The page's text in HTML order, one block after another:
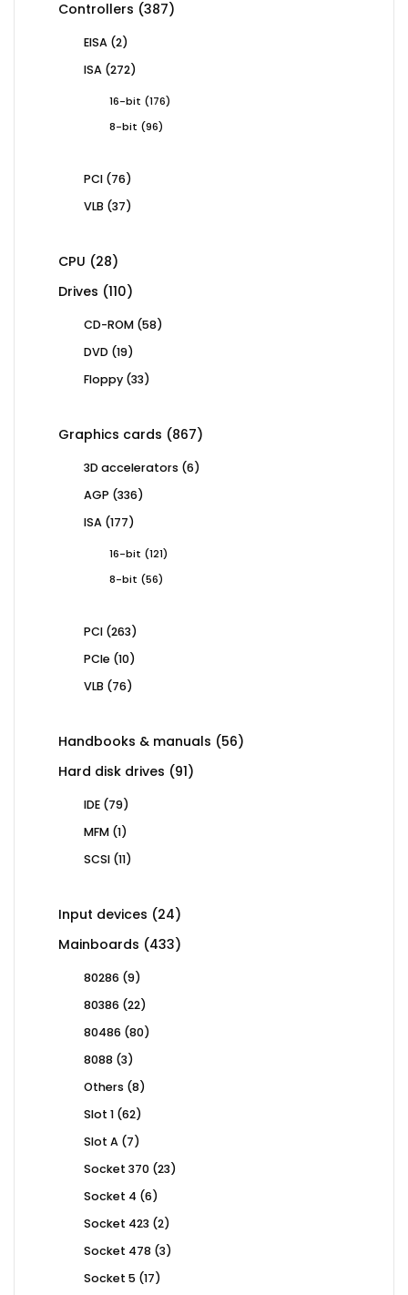
Controllers 387387
EISA 22
ISA 272272
16-bit 176176
8-bit
9696
PCI 7676
VLB 3737
CPU 2828
Drives 110110
CD-ROM 5858
DVD 1919
Floppy 3333
Graphics cards 867867
3D accelerators 66
AGP 336336
ISA 177177
16-bit 121121
8-bit
5656
PCI 263263
PCIe 1010
VLB 7676
Handbooks & manuals 5656
Hard disk drives 9191
IDE 7979
MFM 11
SCSI 1111
Input devices 2424
Mainboards 433433
80286 99
80386 2222
80486 8080
8088 33
Others 88
Slot 1 6262
Slot A 77
Socket 370 2323
Socket 4 66
Socket 423 22
Socket 478 33
Socket 5 1717